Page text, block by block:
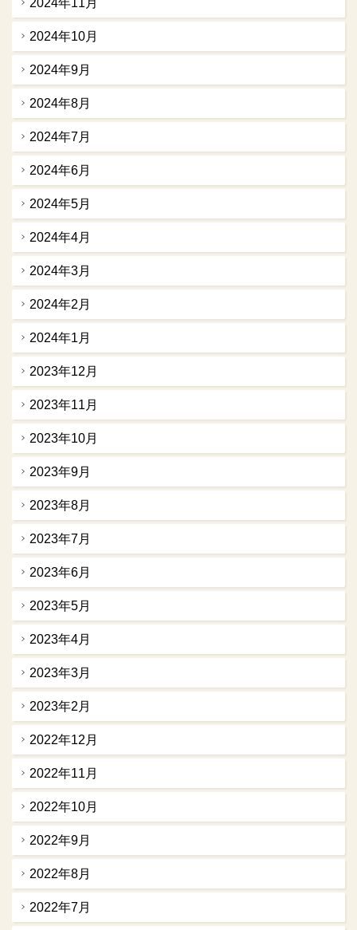
2024年11月
2024年10月
2024年9月
2024年8月
2024年7月
2024年6月
2024年5月
2024年4月
2024年3月
2024年2月
2024年1月
2023年12月
2023年11月
2023年10月
2023年9月
2023年8月
2023年7月
2023年6月
2023年5月
2023年4月
2023年3月
2023年2月
2022年12月
2022年11月
2022年10月
2022年9月
2022年8月
2022年7月